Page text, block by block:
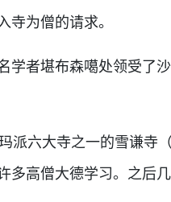
寺为僧的请求。
者堪布森噶处领受了沙
六大寺之一的雪谦寺
多高僧大德学习。之后